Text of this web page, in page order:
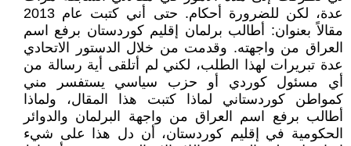
عدة، لكن للضرورة أحكام. حتى أني كتبت عام 2013
مقالاً بعنوان: أطالب برلمان إقليم كوردستان برفع اسم
العراق من واجهته. وقدمت من خلال الدستور الاتحادي
عدة تبريرات لهذا الطلب، لكني لم أتلقى أية رسالة من
أي مسئول كوردي أو حزب سياسي يستفسر مني
كمواطن كوردستاني لماذا كتبت هذا المقال، ولماذا
أطالب برفع اسم العراق من واجهة البرلمان والدوائر
الحكومية في إقليم كوردستان، أن دل هذا على شيء